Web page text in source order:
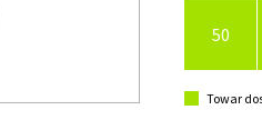
50
Towar